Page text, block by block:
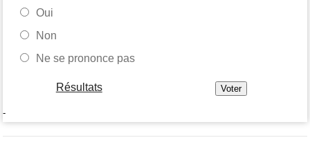
Oui
Non
Ne se prononce pas
Résultats
-